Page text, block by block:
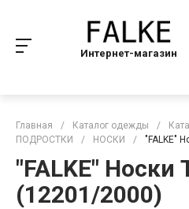
Интернет-магазин
Главная / Каталог одежды /
ПОДРОСТКИ
/ НОСКИ / "FALKE"
"FALKE" Носки
(12201/2000)